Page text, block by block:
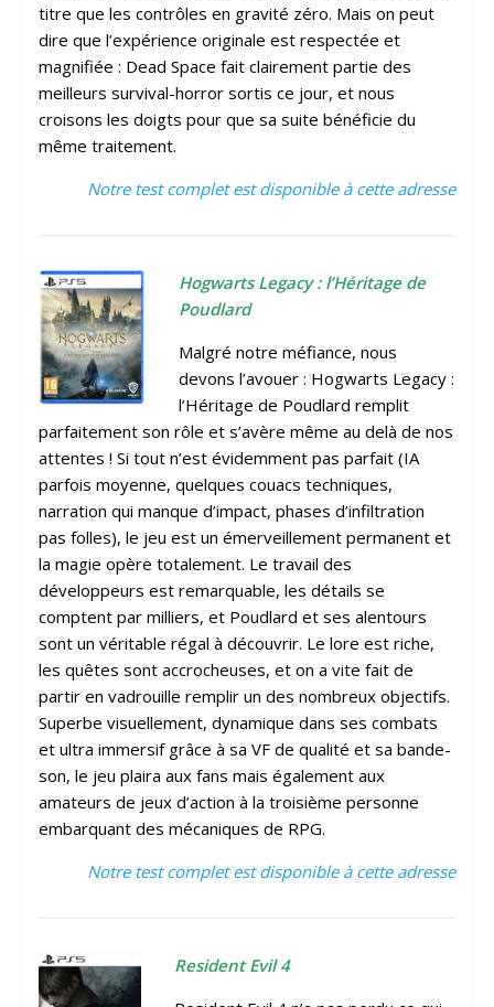
titre que les contrôles en gravité zéro. Mais on peut
dire que l’expérience originale est respectée et
magnifiée : Dead Space fait clairement partie des
meilleurs survival-horror sortis ce jour, et nous
croisons les doigts pour que sa suite bénéficie du
même traitement.
Notre test complet est disponible à cette adresse
Hogwarts Legacy : l’Héritage de
Poudlard
Malgré notre méfiance, nous
devons l’avouer : Hogwarts Legacy :
l’Héritage de Poudlard remplit
parfaitement son rôle et s’avère même au delà de nos
attentes ! Si tout n’est évidemment pas parfait (IA
parfois moyenne, quelques couacs techniques,
narration qui manque d’impact, phases d’infiltration
pas folles), le jeu est un émerveillement permanent et
la magie opère totalement. Le travail des
développeurs est remarquable, les détails se
comptent par milliers, et Poudlard et ses alentours
sont un véritable régal à découvrir. Le lore est riche,
les quêtes sont accrocheuses, et on a vite fait de
partir en vadrouille remplir un des nombreux objectifs.
Superbe visuellement, dynamique dans ses combats
et ultra immersif grâce à sa VF de qualité et sa bande-
son, le jeu plaira aux fans mais également aux
amateurs de jeux d’action à la troisième personne
embarquant des mécaniques de RPG.
Notre test complet est disponible à cette adresse
Resident Evil 4